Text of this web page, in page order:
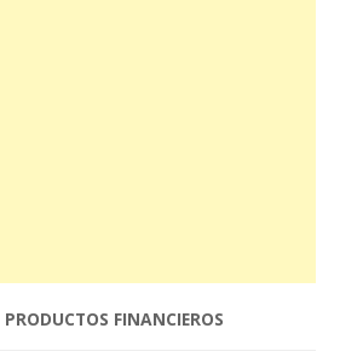
PRODUCTOS FINANCIEROS